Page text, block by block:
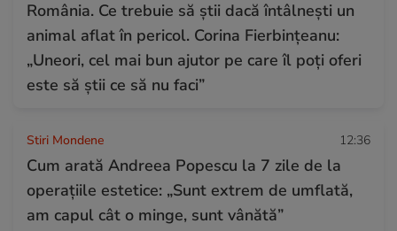
România. Ce trebuie să știi dacă întâlnești un
animal aflat în pericol. Corina Fierbințeanu:
„Uneori, cel mai bun ajutor pe care îl poți oferi
este să știi ce să nu faci”
Stiri Mondene 12:36
Cum arată Andreea Popescu la 7 zile de la
operațiile estetice: „Sunt extrem de umflată,
am capul cât o minge, sunt vânătă”